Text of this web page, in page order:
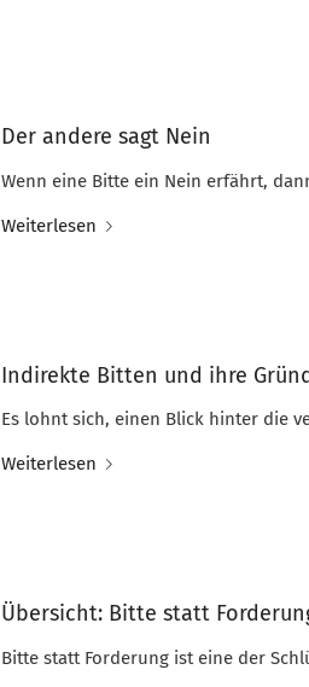
Der andere sagt Nein
Wenn eine Bitte ein Nein erfährt,
Weiterlesen
Indirekte Bitten und ihre
Es lohnt sich, einen Blick hinter die
Weiterlesen
Übersicht: Bitte statt
Bitte statt Forderung ist eine der